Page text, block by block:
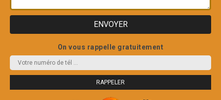
On vous rappelle gratuitement